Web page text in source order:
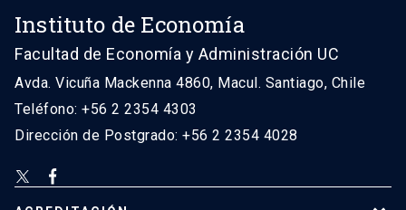
Instituto de Economía
Facultad de Economía y Administración UC
Avda. Vicuña Mackenna 4860, Macul. Santiago, Chile
Teléfono: +56 2 2354 4303
Dirección de Postgrado: +56 2 2354 4028